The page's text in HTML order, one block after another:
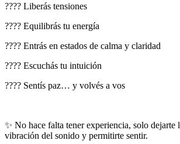
???? Liberás tensiones
???? Equilibrás tu energía
???? Entrás en estados de calma y claridad
???? Escuchás tu intuición
???? Sentís paz… y volvés a vos
✨ No hace falta tener experiencia, solo dejarte
vibración del sonido y permitirte sentir.